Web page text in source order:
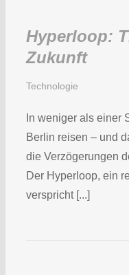
Hyperloop:
Zukunft
Technologie
In weniger als einer
Berlin reisen – und
die Verzögerungen
Der Hyperloop, ein
verspricht [...]